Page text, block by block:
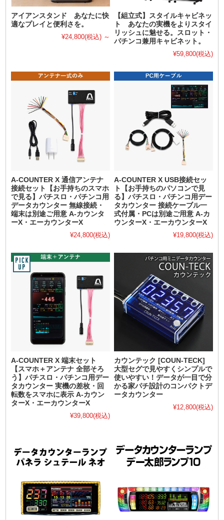
アイアンスタンド あなたに快
適なプレイと便利さを。
¥24,800(税込) ～
【組立式】スタイルキャビネッ
ト あなたの実機をよりスタイ
リッシュに魅せる。スロット・
パチンコ兼用キャビネット。
¥59,800(税込)
A-COUNTER X 通信アンテナ
接続セット【お手持ちのスマホ
で見る】パチスロ・パチンコ用
データカウンター 無線接続・
端末は別途ご用意 A-カウンタ
ーX・エーカウンターX
¥24,800(税込)
A-COUNTER X USB接続セッ
ト【お手持ちのパソコンで見
る】パチスロ・パチンコ用デー
タカウンター 接続ケーブル一
式付属・PCは別途ご用意 A-カ
ウンターX・エーカウンターX
¥19,800(税込)
A-COUNTER X 端末セット
【スマホ＋アンテナ 全部そろ
う】パチスロ・パチンコ用デー
タカウンター 実機の差枚・回
転数をスマホに表示 A-カウン
ターX・エーカウンターX
¥39,800(税込)
カウンテック [COUN-TECK]
大型セグで見やすくシンプルで
使いやすい！データが一目で分
かる家パチ設計のコンパクトデ
ータカウンター
¥12,800(税込)